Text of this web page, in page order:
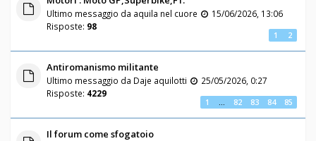
Ultimo messaggio da aquila nel cuore
15/06/2026, 13:06
Risposte: 98
1 2
Antiromanismo militante
Ultimo messaggio da Daje aquilotti
25/05/2026, 0:27
Risposte: 4229
1 … 82 83 84 85
Il forum come sfogatoio